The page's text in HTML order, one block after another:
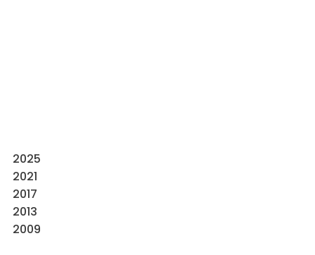
2025
2021
2017
2013
2009